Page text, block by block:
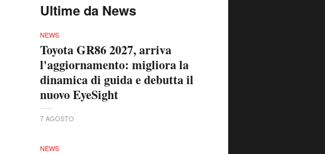
Ultime da News
NEWS
Toyota GR86 2027, arriva
l'aggiornamento: migliora la
dinamica di guida e debutta il
nuovo EyeSight
7 AGOSTO
NEWS